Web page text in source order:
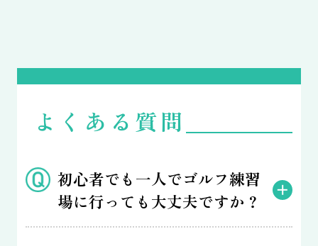
よくある質問
初心者でも一人でゴルフ練習
場に行っても大丈夫ですか？